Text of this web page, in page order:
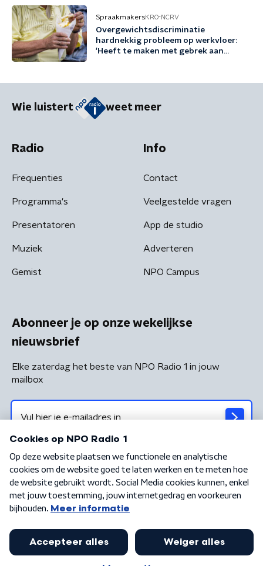
SpraakmakersKRO-NCRV
Overgewichtsdiscriminatie
hardnekkig probleem op werkvloer:
'Heeft te maken met gebrek aan
Wie luistert weet meer
Radio
Frequenties
Programma's
Presentatoren
Muziek
Gemist
Info
Contact
Veelgestelde vragen
App de studio
Adverteren
NPO Campus
Abonneer je op onze wekelijkse
nieuwsbrief
Elke zaterdag het beste van NPO Radio 1 in jouw
mailbox
Algemene voorwaarden